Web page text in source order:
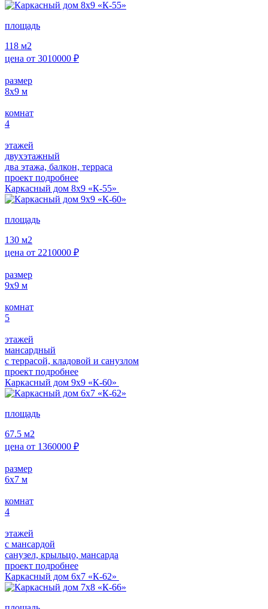
площадь
118 м2
цена от 3010000 ₽
размер
8х9 м
комнат
4
этажей
двухэтажный
два этажа, балкон, терраса
проект подробнее
Каркасный дом 8х9 «К-55»
площадь
130 м2
цена от 2210000 ₽
размер
9х9 м
комнат
5
этажей
мансардный
с террасой, кладовой и санузлом
проект подробнее
Каркасный дом 9х9 «К-60»
площадь
67.5 м2
цена от 1360000 ₽
размер
6х7 м
комнат
4
этажей
с мансардой
санузел, крыльцо, мансарда
проект подробнее
Каркасный дом 6х7 «К-62»